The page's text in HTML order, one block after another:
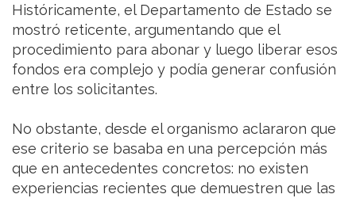
Históricamente, el Departamento de Estado se
mostró reticente, argumentando que el
procedimiento para abonar y luego liberar esos
fondos era complejo y podía generar confusión
entre los solicitantes.
No obstante, desde el organismo aclararon que
ese criterio se basaba en una percepción más
que en antecedentes concretos: no existen
experiencias recientes que demuestren que las